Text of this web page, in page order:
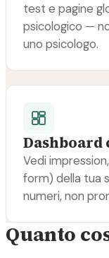
test e pagine
psicologico —
uno psicologo.
Vedi
form) della tua
numeri, non
Quanto